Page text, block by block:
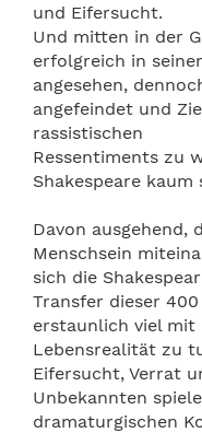
und Eifersucht.
Und mitten in der
erfolgreich in
angesehen,
angefeindet und
rassistischen
Ressentiments zu
Shakespeare kaum
Davon ausgehend,
Menschsein
sich die
Transfer dieser
erstaunlich viel mit
Lebensrealität zu
Eifersucht, Verrat
Unbekannten
dramaturgischen